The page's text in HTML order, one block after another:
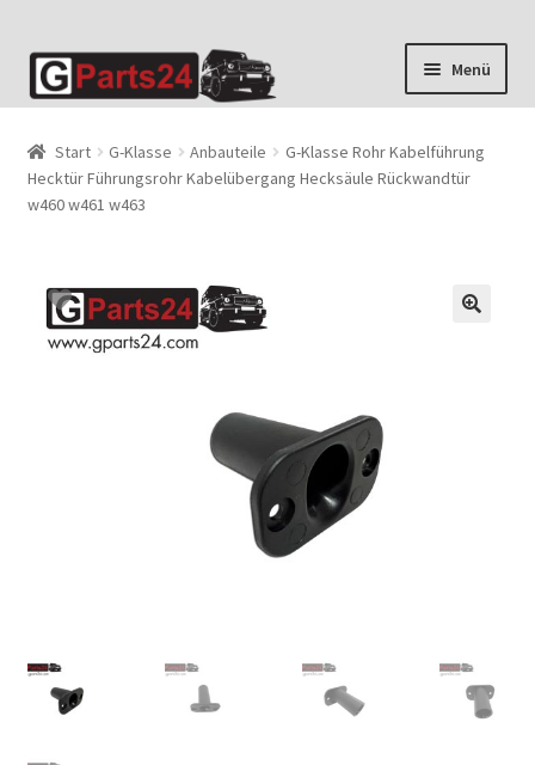
Zur
Navigation
Zum
Inhalt
Menü
Start G-Klasse Anbauteile
G-Klasse Rohr Kabelführung
Hecktür Führungsrohr Kabelübergang Hecksäule Rückwandtür
w460 w461 w463